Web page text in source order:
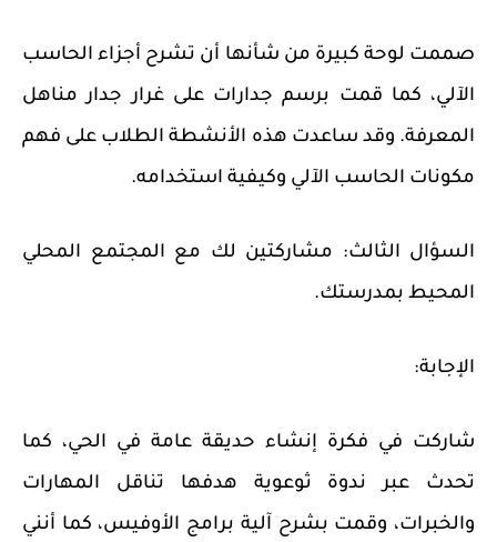
صممت لوحة كبيرة من شأنها أن تشرح أجزاء الحاسب
الآلي، كما قمت برسم جدارات على غرار جدار مناهل
المعرفة. وقد ساعدت هذه الأنشطة الطلاب على فهم
مكونات الحاسب الآلي وكيفية استخدامه.
السؤال الثالث: مشاركتين لك مع المجتمع المحلي
المحيط بمدرستك.
الإجابة:
شاركت في فكرة إنشاء حديقة عامة في الحي، كما
تحدث عبر ندوة ثوعوية هدفها تناقل المهارات
والخبرات، وقمت بشرح آلية برامج الأوفيس، كما أنني